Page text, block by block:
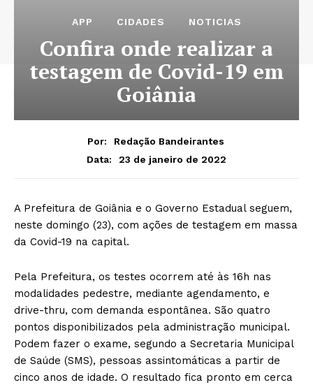
APP CIDADES NOTICIAS
Confira onde realizar a
testagem de Covid-19 em
Goiânia
Por:
Redação Bandeirantes
Data:
23 de janeiro de 2022
A Prefeitura de Goiânia e o Governo Estadual seguem,
neste domingo (23), com ações de testagem em massa
da Covid-19 na capital.
Pela Prefeitura, os testes ocorrem até às 16h nas
modalidades pedestre, mediante agendamento, e
drive-thru, com demanda espontânea. São quatro
pontos disponibilizados pela administração municipal.
Podem fazer o exame, segundo a Secretaria Municipal
de Saúde (SMS), pessoas assintomáticas a partir de
cinco anos de idade. O resultado fica pronto em cerca